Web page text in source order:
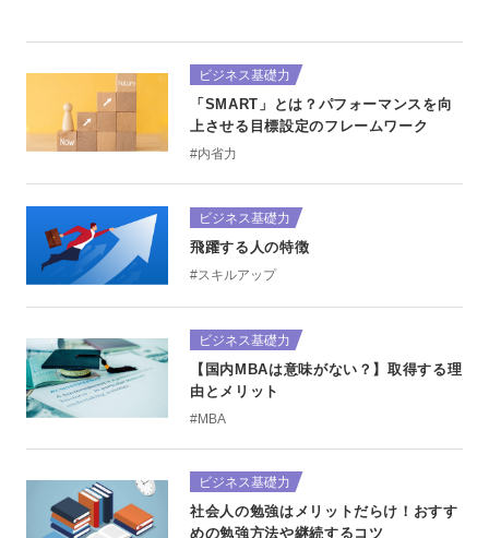
ビジネス基礎力
「SMART」とは？パフォーマンスを向
上させる目標設定のフレームワーク
#内省力
ビジネス基礎力
飛躍する人の特徴
#スキルアップ
ビジネス基礎力
【国内MBAは意味がない？】取得する理
由とメリット
#MBA
ビジネス基礎力
社会人の勉強はメリットだらけ！おすす
めの勉強方法や継続するコツ